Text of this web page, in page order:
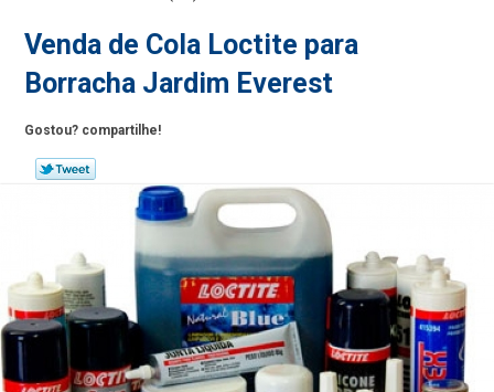
Venda de Cola Loctite para
Borracha Jardim Everest
Gostou? compartilhe!